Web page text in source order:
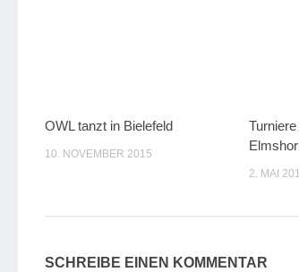
OWL tanzt in Bielefeld
10. NOVEMBER 2015
2. MAI
SCHREIBE EINEN KOMMENTAR